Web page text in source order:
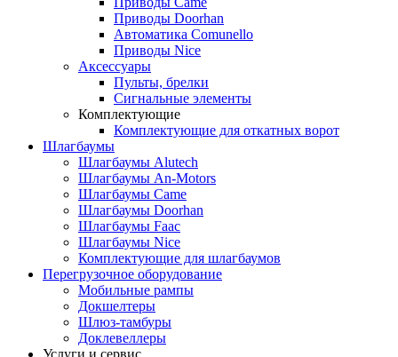
Приводы Doorhan
Автоматика Comunello
Приводы Nice
Аксессуары
Пульты, брелки
Сигнальные элементы
Комплектующие
Комплектующие для откатных ворот
Шлагбаумы
Шлагбаумы Alutech
Шлагбаумы An-Motors
Шлагбаумы Came
Шлагбаумы Doorhan
Шлагбаумы Faac
Шлагбаумы Nice
Комплектующие для шлагбаумов
Перегрузочное оборудование
Мобильные рампы
Докшелтеры
Шлюз-тамбуры
Доклевеллеры
Услуги и сервис